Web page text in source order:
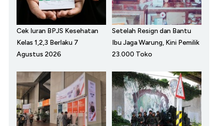
Cek Iuran BPJS Kesehatan
Kelas 1,2,3 Berlaku 7
Agustus 2026
Setelah Resign dan Bantu
Ibu Jaga Warung, Kini Pemilik
23.000 Toko